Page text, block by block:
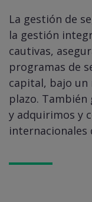
La gestión de
la gestión
cautivas,
programas de
capital, bajo un
plazo.
y adquirimos y
internacionales